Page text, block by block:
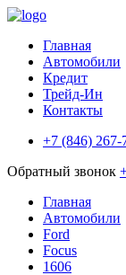
Главная
Автомобили
Кредит
Трейд-Ин
Контакты
+7 (846) 267-
Обратный звонок
Главная
Автомобили
Ford
Focus
1606